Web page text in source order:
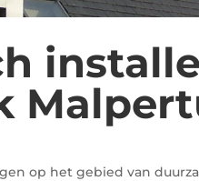
op het gebied van